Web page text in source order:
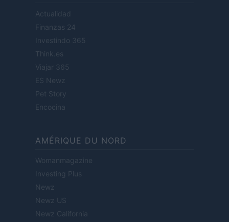
Actualidad
Finanzas 24
Investindo 365
Think.es
Viajar 365
ES Newz
Pet Story
Encocina
AMÉRIQUE DU NORD
Womanmagazine
Investing Plus
Newz
Newz US
Newz California